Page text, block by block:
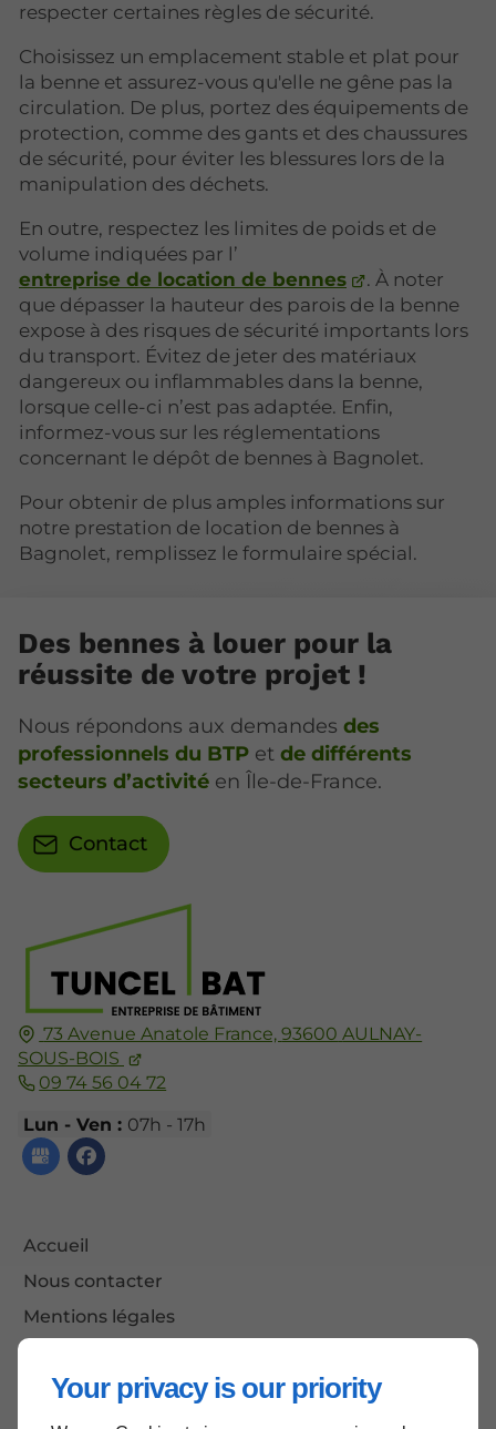
Your privacy is our priority
respecter certaines règles de sécurité.
Choisissez un emplacement stable et plat pour
la benne et assurez-vous qu'elle ne gêne pas la
circulation. De plus, portez des équipements de
protection, comme des gants et des chaussures
de sécurité, pour éviter les blessures lors de la
manipulation des déchets.
En outre, respectez les limites de poids et de
volume indiquées par l’
entreprise de location de bennes
. À noter
que dépasser la hauteur des parois de la benne
expose à des risques de sécurité importants lors
du transport. Évitez de jeter des matériaux
dangereux ou inflammables dans la benne,
lorsque celle-ci n’est pas adaptée. Enfin,
informez-vous sur les réglementations
concernant le dépôt de bennes à Bagnolet.
Pour obtenir de plus amples informations sur
notre prestation de location de bennes à
Bagnolet, remplissez le formulaire spécial.
73 Avenue Anatole France,93600 AULNAY-
SOUS-BOIS
09 74 56 04 72
Lun - Ven : 07h - 17h
Accueil
Nous contacter
Mentions légales
Des bennes à louer pour la
réussite de votre projet !
Nous répondons aux demandes des
professionnels du BTP et de différents
secteurs d’activité en Île-de-France.
Contact